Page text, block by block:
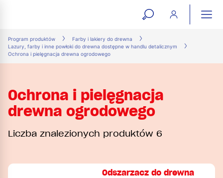
open
Program produktów
Farby i lakiery do drewna
Lazury, farby i inne powłoki do drewna dostępne w handlu detalicznym
Ochrona i pielęgnacja drewna ogrodowego
Ochrona i pielęgnacja
drewna ogrodowego
Liczba znalezionych produktów 6
Odszarzacz do drewna